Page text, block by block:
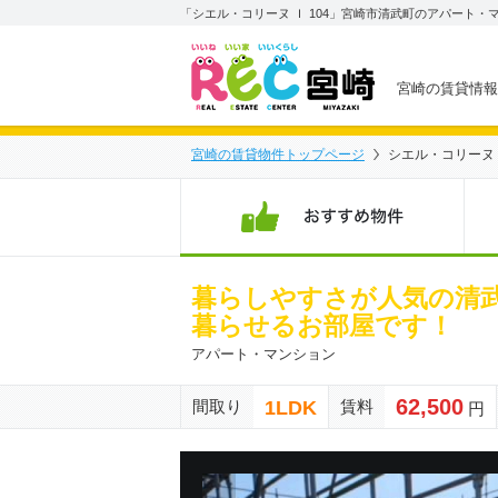
「シエル・コリーヌ Ｉ 104」宮崎市清武町のアパート・
宮崎の賃貸情
宮崎の賃貸物件トップページ シエル・コリー
暮らしやすさが人気の清
暮らせるお部屋です！
アパート・マンション
間取り 1LDK 賃料 62,500円
前の物件画像